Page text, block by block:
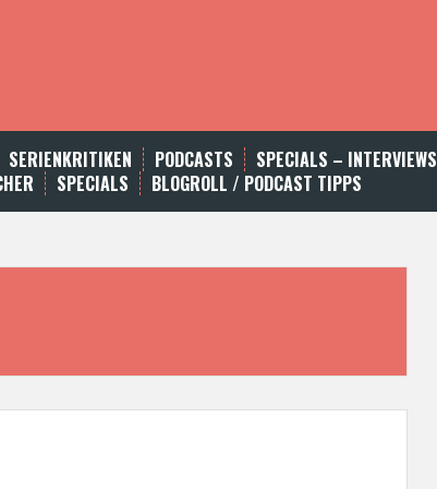
SERIENKRITIKEN PODCASTS SPECIALS – INTERVIEWS
SPECIALS BLOGROLL / PODCAST TIPPS